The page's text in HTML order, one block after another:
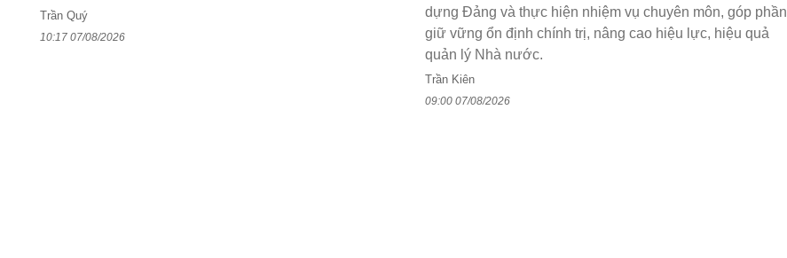
Trần Quý
10:17 07/08/2026
dựng Đảng và thực hiện nhiệm vụ chuyên môn, góp phần
giữ vững ổn định chính trị, nâng cao hiệu lực, hiệu quả
quản lý Nhà nước.
Trần Kiên
09:00 07/08/2026